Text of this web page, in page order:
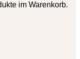
im Warenkorb.